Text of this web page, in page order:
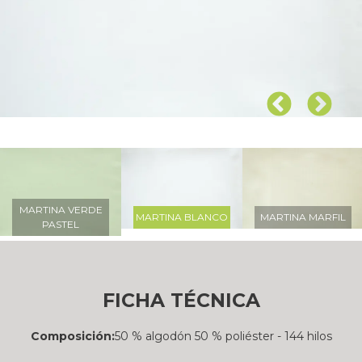
MARTINA VERDE
PASTEL
MARTINA BLANCO MARTINA MARFIL
FICHA TÉCNICA
Composición:50 % algodón 50 % poliéster - 144 hilos